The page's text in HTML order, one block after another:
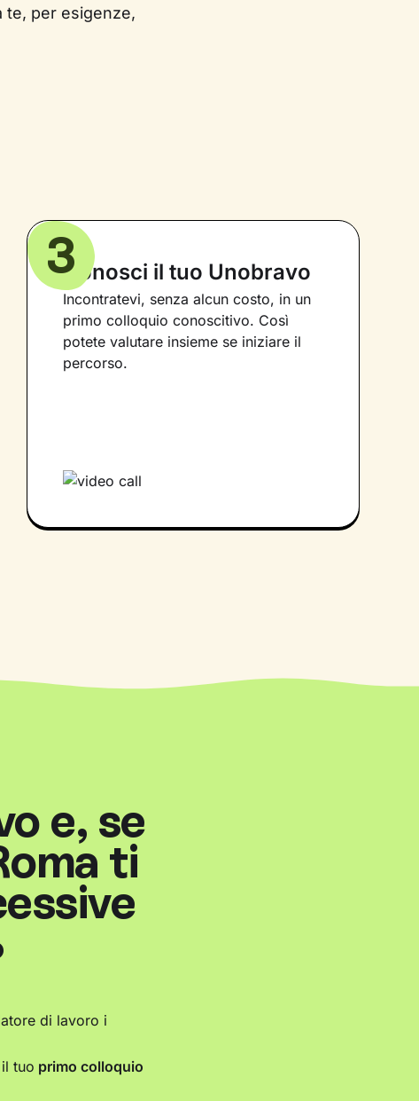
te, per esigenze,
Conosci il tuo Unobravo
Incontratevi, senza alcun costo, in un
primo colloquio conoscitivo. Così
potete valutare insieme se iniziare il
percorso.
3
e, se
ti
di lavoro i
tuo primo colloquio